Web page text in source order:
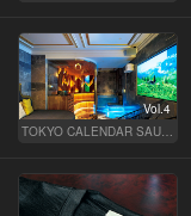
Vol.4